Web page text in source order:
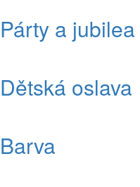
Párty a jubilea
Dětská oslava
Barva